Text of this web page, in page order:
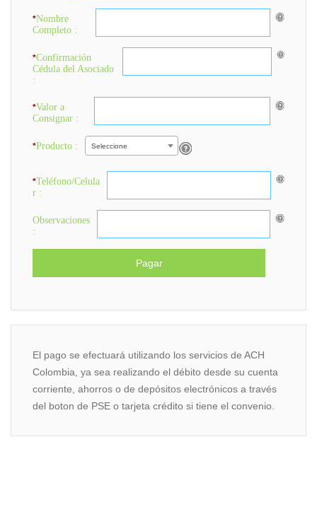
*Nombre
Completo :
*Confirmación
Cédula del Asociado
:
*Valor a
Consignar :
*Producto : Seleccione
*Teléfono/Celula
r :
Observaciones
:
El pago se efectuará utilizando los servicios de ACH
Colombia, ya sea realizando el débito desde su cuenta
corriente, ahorros o de depósitos electrónicos a través
del boton de PSE o tarjeta crédito si tiene el convenio.